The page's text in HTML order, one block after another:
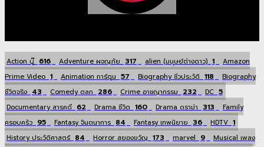
Action บู๊ 616 Adventure ผจญภัย 317 alien (มนุษย์ต่างดาว) 1
Amazon
Prime Video 1 Animation การ์ตูน 57 Biography ชีวประวัติ 118
Biography
ชีวิตจริง 43 Comedy ตลก 286 Crime อาชญากรรม 232 DC 5
Documentary สารคดี 62 Drama ชีวิต 160 Drama ดราม่า 313
Family
ครอบครัว 95 Fantasy จินตนาการ 84 Fantasy เทพนิยาย 36 HDTV 1
History ประวัติศาสตร์ 84 Horror สยองขวัญ 173 marvel 9 Musical เพลง